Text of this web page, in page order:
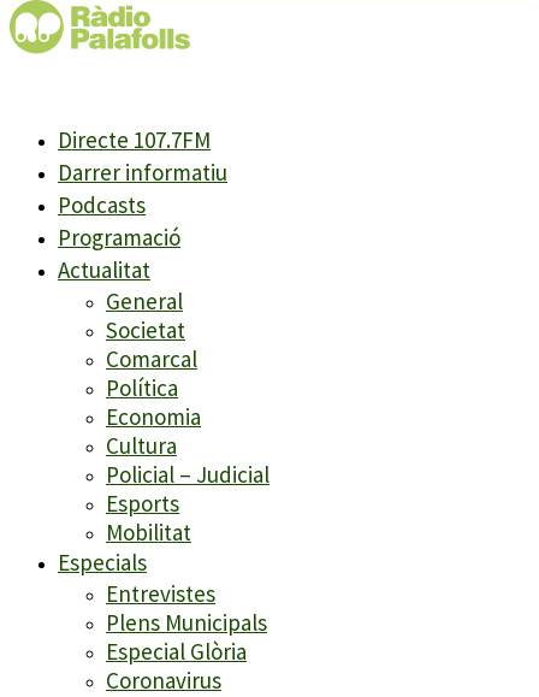
Directe 107.7FM
Darrer informatiu
Podcasts
Programació
Actualitat
General
Societat
Comarcal
Política
Economia
Cultura
Policial – Judicial
Esports
Mobilitat
Especials
Entrevistes
Plens Municipals
Especial Glòria
Coronavirus